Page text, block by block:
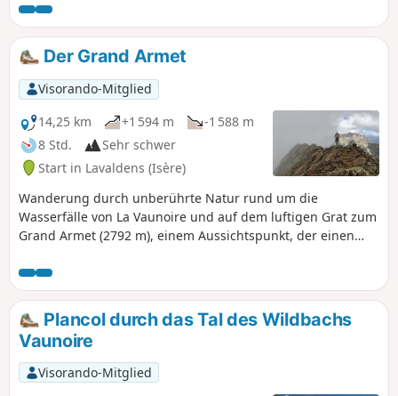
(2208 m), wo Ihnen eine
Orientierungstafel dabei hilft, den
Dévoluy, den Obiou und die Gipfel der
Barre des Écrins neben Dutzenden
anderer Gipfel zu erkennen. Bei
schönem Wetter ist das Panorama
atemberaubend. Achtung: Der
Höhenunterschied von 600 m wird
bereits auf den ersten vier Kilometern
zurückgelegt. Diese Wanderung ist nur
für geübte Wanderer geeignet.
Der Grand Armet
Visorando-Mitglied
14,25 km
+1 594 m
-1 588 m
8 Std.
Sehr schwer
Start in Lavaldens (Isère)
Wanderung durch unberührte Natur rund um die
Wasserfälle von La Vaunoire und auf dem luftigen Grat zum
Grand Armet (2792 m), einem Aussichtspunkt, der einen
Ostbarriere des Vercors, den Taillefer, Belledonne, den
Mont-Blanc, die Grandes Rousses und das gesamte Oisans
bietet. Ein großer Teil der Strecke verläuft abseits der Wege
und erfordert einen (sehr) guten Orientierungssinn oder
die Verwendung eines GPS-Geräts. Der fast 2 km lange Grat
weist keine technischen Schwierigkeiten auf, ist jedoch
luftig.
Plancol durch das Tal des Wildbachs
Vaunoire
Visorando-Mitglied